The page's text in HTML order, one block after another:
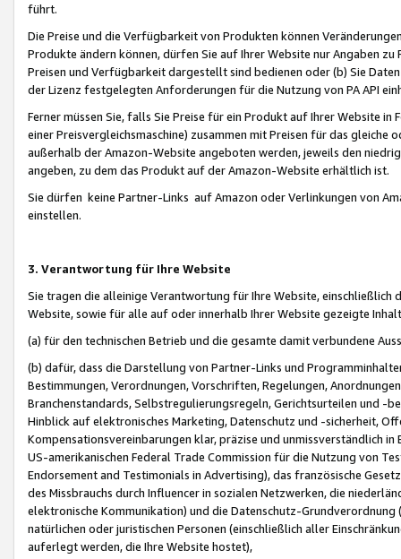
führt.
Die Preise und die Verfügbarkeit von Produkten können
Produkte ändern können, dürfen Sie auf Ihrer Website nur Angaben
Preisen und Verfügbarkeit dargestellt sind bedienen oder (b) Sie
der Lizenz festgelegten Anforderungen für die Nutzung von PA API
Ferner müssen Sie, falls Sie Preise für ein Produkt auf Ihrer Website
einer Preisvergleichsmaschine) zusammen mit Preisen für das
außerhalb der Amazon-Website angeboten werden, jeweils den
angeben, zu dem das Produkt auf der Amazon-Website erhältlich ist.
Sie dürfen keine Partner-Links auf Amazon oder Verlinkungen von
einstellen.
3. Verantwortung für Ihre Website
Sie tragen die alleinige Verantwortung für Ihre Website,
Website, sowie für alle auf oder innerhalb Ihrer Website gezeigte
(a) für den technischen Betrieb und die gesamte damit verbundene
(b) dafür, dass die Darstellung von Partner-Links und
Bestimmungen, Verordnungen, Vorschriften, Regelungen,
Branchenstandards, Selbstregulierungsregeln, Gerichtsurteilen und -
Hinblick auf elektronisches Marketing, Datenschutz und -sicherheit,
Kompensationsvereinbarungen klar, präzise und unmissverständlich
US-amerikanischen Federal Trade Commission für die Nutzung von
Endorsement and Testimonials in Advertising), das französische
des Missbrauchs durch Influencer in sozialen Netzwerken, die
elektronische Kommunikation) und die Datenschutz-
natürlichen oder juristischen Personen (einschließlich aller
auferlegt werden, die Ihre Website hostet),